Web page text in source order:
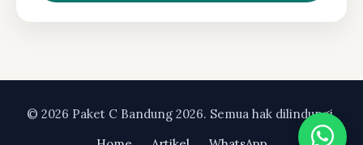
© 2026 Paket C Bandung 2026. Semua hak dilindungi.